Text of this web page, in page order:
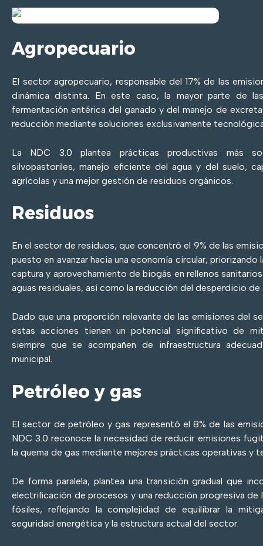
Agropecuario
El sector agropecuario, responsable del 17% de las
dinámica distinta. En este caso, la mayor parte de
fermentación entérica del ganado y del manejo de
reducción mediante soluciones exclusivamente
La NDC 3.0 plantea prácticas productivas más
silvopastoriles, manejo eficiente del agua y del suelo,
agrícolas y una mejor gestión de residuos orgánicos.
Residuos
En el sector de residuos, que concentró el 9% de las
puesto en avanzar hacia una economía circular, priorizando
captura y aprovechamiento de biogás en rellenos
aguas residuales, así como la reducción del desperdicio de
Dado que una proporción relevante de las emisiones del
estas acciones tienen un potencial significativo de
siempre que se acompañen de infraestructura
municipal.
Petróleo y gas
El sector de petróleo y gas representó el 8% de las
NDC 3.0 reconoce la necesidad de reducir emisiones
la quema de gas mediante mejores prácticas operativas y
De forma paralela, plantea una transición gradual que
electrificación de procesos y una reducción progresiva de
fósiles, reflejando la complejidad de equilibrar la
seguridad energética y la estructura actual del sector.